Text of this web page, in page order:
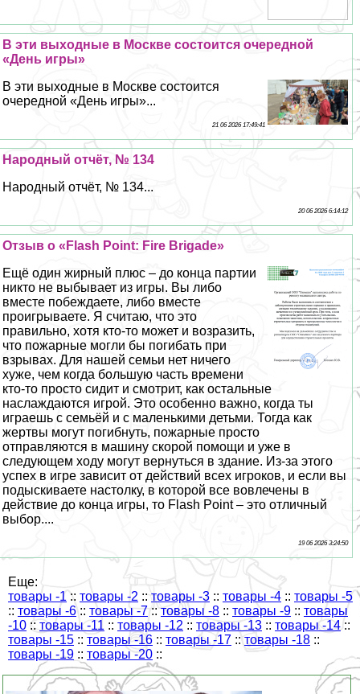
В эти выходные в Москве состоится очередной
«День игры»
В эти выходные в Москве состоится
очередной «День игры»...
21 06 2026 17:49:41
Народный отчёт, № 134
Народный отчёт, № 134...
20 06 2026 6:14:12
Отзыв о «Flash Point: Fire Brigade»
Ещё один жирный плюс – до конца партии
никто не выбывает из игры. Вы либо
вместе побеждаете, либо вместе
проигрываете. Я считаю, что это
правильно, хотя кто-то может и возразить,
что пожарные могли бы погибать при
взрывах. Для нашей семьи нет ничего
хуже, чем когда большую часть времени
кто-то просто сидит и смотрит, как остальные
наслаждаются игрой. Это особенно важно, когда ты
играешь с семьёй и с маленькими детьми. Тогда как
жертвы могут погибнуть, пожарные просто
отправляются в машину скорой помощи и уже в
следующем ходу могут вернуться в здание. Из-за этого
успех в игре зависит от действий всех игроков, и если вы
подыскиваете настолку, в которой все вовлечены в
действие до конца игры, то Flash Point – это отличный
выбор....
19 06 2026 3:24:50
Еще:
товары -1 :: товары -2 :: товары -3 :: товары -4 :: товары -5
:: товары -6 :: товары -7:: товары -8 :: товары -9 :: товары
-10 :: товары -11 :: товары -12 :: товары -13 :: товары -14 ::
товары -15 :: товары -16 :: товары -17 :: товары -18 ::
товары -19 :: товары -20 ::